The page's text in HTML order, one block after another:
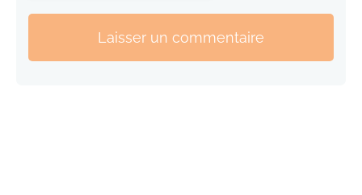
Laisser un commentaire